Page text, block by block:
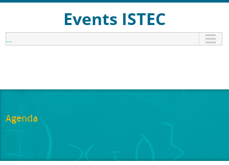
Events ISTEC
...
Agenda